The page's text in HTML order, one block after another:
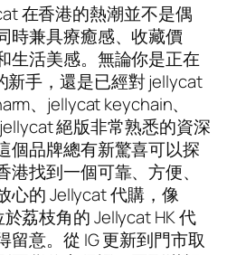
在香港的熱潮並不是偶
時兼具療癒感、收藏價
生活美感。無論你是正在
新手，還是已經對 jellycat
、jellycat keychain、
絕版非常熟悉的資深
個品牌總有新驚喜可以探
港找到一個可靠、方便、
心的 Jellycat 代購，像
荔枝角的 Jellycat HK 代
留意。從 IG 更新到門市取